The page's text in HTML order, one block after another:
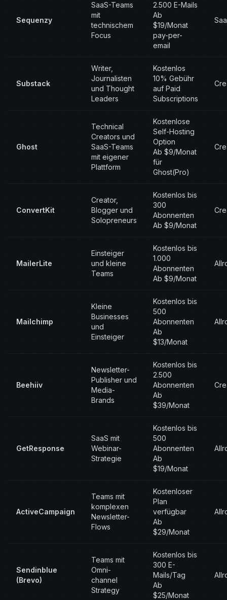
Sequenzy
SaaS-Teams
mit
technischem
Focus
2.500 E-Mails
Ab
$19/Monat
pay-per-
email
Substack
Writer,
Journalisten
und Thought
Leaders
Kostenlos
10% Gebühr
auf Paid
Subscriptions
Ghost
Technical
Creators und
SaaS-Teams
mit eigener
Plattform
Kostenlose
Self-Hosting
Option
Ab $9/Monat
für
Ghost(Pro)
ConvertKit
Creator,
Blogger und
Solopreneurs
Kostenlos bis
300
Abonnenten
Ab $9/Monat
MailerLite
Einsteiger
und kleine
Teams
Kostenlos bis
1.000
Abonnenten
Ab $9/Monat
Mailchimp
Kleine
Businesses
und
Einsteiger
Kostenlos bis
500
Abonnenten
Ab
$13/Monat
Beehiiv
Newsletter-
Publisher und
Media-
Brands
Kostenlos bis
2.500
Abonnenten
Ab
$39/Monat
GetResponse
SaaS mit
Webinar-
Strategie
Kostenlos bis
500
Abonnenten
Ab
$19/Monat
ActiveCampaign
Teams mit
komplexen
Newsletter-
Flows
Kostenloser
Plan
verfügbar
Ab
$29/Monat
Sendinblue
(Brevo)
Teams mit
Omni-
channel
Strategy
Kostenlos bis
300 E-
Mails/Tag
Ab
$25/Monat